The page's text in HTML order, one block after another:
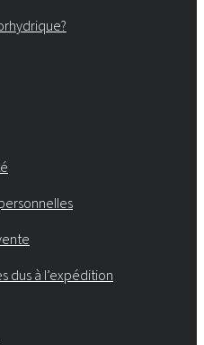
dus à l’expédition